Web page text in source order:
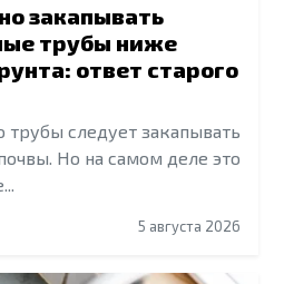
закапывать
трубы ниже
ответ старого
трубы следует закапывать
Но на самом деле это
5 августа 2026